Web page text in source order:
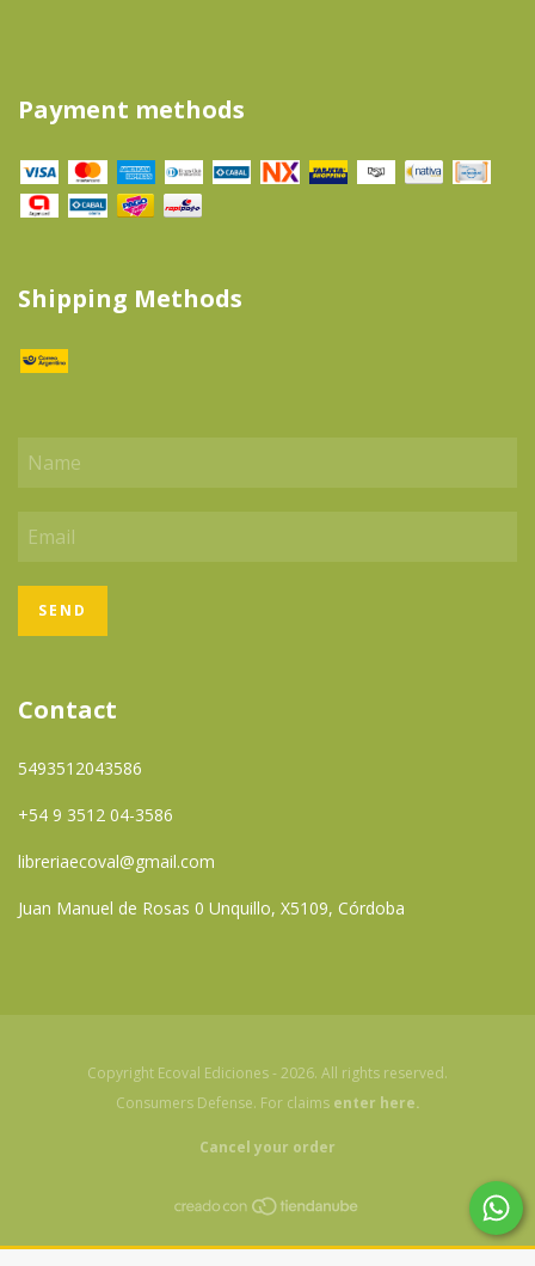
Payment methods
Shipping Methods
Contact
5493512043586
+54 9 3512 04-3586
libreriaecoval@gmail.com
Juan Manuel de Rosas 0 Unquillo, X5109, Córdoba
Copyright Ecoval Ediciones - 2026. All rights reserved.
Consumers Defense. For claims enter here.
Cancel your order